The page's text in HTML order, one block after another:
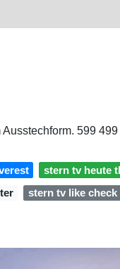
Ausstechform. 599
stern tv heute
stern tv like check